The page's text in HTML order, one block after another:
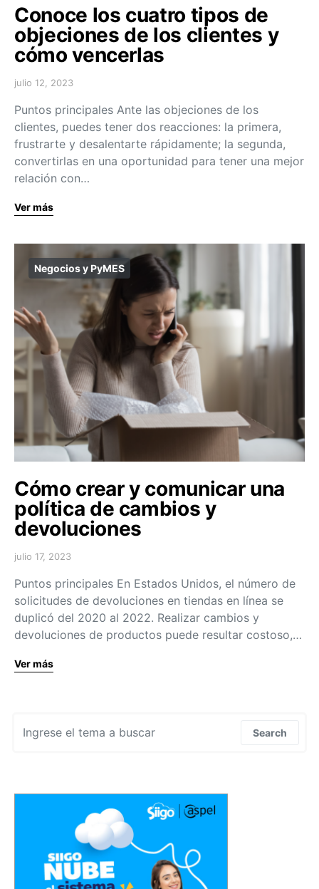
Conoce los cuatro tipos de
objeciones de los clientes y
cómo vencerlas
julio 12, 2023
Puntos principales Ante las objeciones de los
clientes, puedes tener dos reacciones: la primera,
frustrarte y desalentarte rápidamente; la segunda,
convertirlas en una oportunidad para tener una mejor
relación con…
Ver más
Negocios y PyMES
Cómo crear y comunicar una
política de cambios y
devoluciones
julio 17, 2023
Puntos principales En Estados Unidos, el número de
solicitudes de devoluciones en tiendas en línea se
duplicó del 2020 al 2022. Realizar cambios y
devoluciones de productos puede resultar costoso,…
Ver más
Search